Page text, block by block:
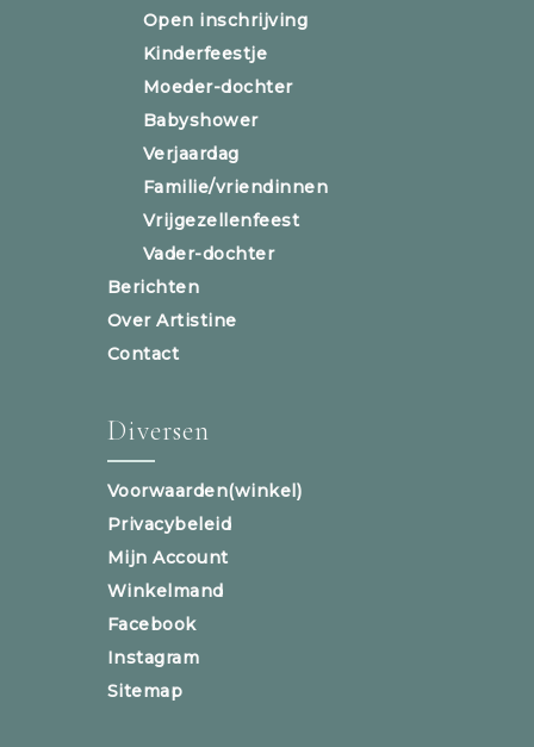
Open inschrijving
Kinderfeestje
Moeder-dochter
Babyshower
Verjaardag
Familie/vriendinnen
Vrijgezellenfeest
Vader-dochter
Berichten
Over Artistine
Contact
Diversen
Voorwaarden(winkel)
Privacybeleid
Mijn Account
Winkelmand
Facebook
Instagram
Sitemap